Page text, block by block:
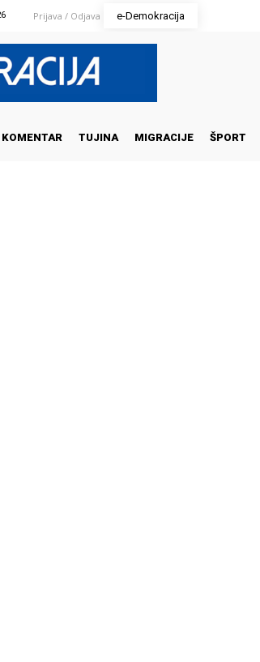
Prijava / Odjava e-Demokracija
KOMENTAR TUJINA MIGRACIJE ŠPORT